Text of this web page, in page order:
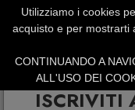
ISCRIVITI
SUMMER
Utilizziamo i cookies
acquisto e per mostrarti
CONTINUANDO A
ALL'USO DEI